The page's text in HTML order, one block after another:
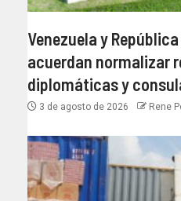
Venezuela y
acuerdan normalizar
diplomáticas y
3 de agosto de 2026 Rene